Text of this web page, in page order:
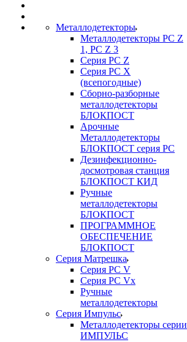
Металлодетекторы
Металлодетекторы РС Z
1, PC Z 3
Серия РС Z
Серия РС X
(всепогодные)
Сборно-разборные
металлодетекторы
БЛОКПОСТ
Арочные
Металлодетекторы
БЛОКПОСТ серия РС
Дезинфекционно-
досмотровая станция
БЛОКПОСТ КИД
Ручные
металлодетекторы
БЛОКПОСТ
ПРОГРАММНОЕ
ОБЕСПЕЧЕНИЕ
БЛОКПОСТ
Серия Матрешка
Серия PC V
Серия PC Vx
Ручные
металлодетекторы
Серия Импульс
Металлодетекторы серии
ИМПУЛЬС